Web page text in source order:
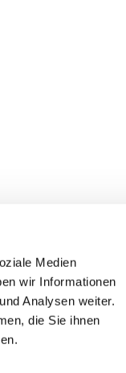
Medien
wir Informationen
Analysen weiter.
die Sie ihnen